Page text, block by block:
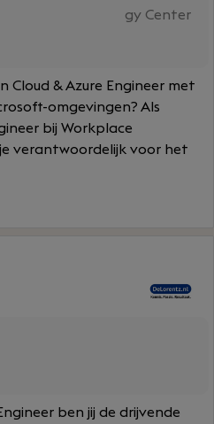
Cloud & Azure Engineer met
omgevingen? Als
bij Workplace
verantwoordelijk voor het
ben jij de drijvende